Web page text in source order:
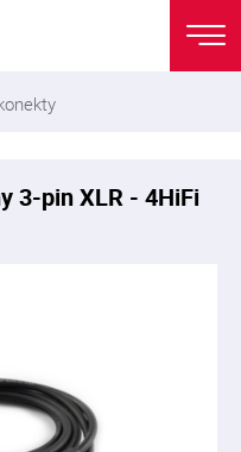
3-pin XLR - 4HiFi